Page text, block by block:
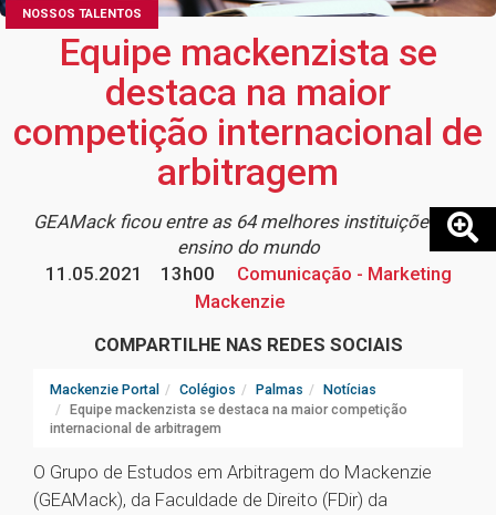
NOSSOS TALENTOS
Equipe mackenzista se
destaca na maior
competição internacional de
arbitragem
GEAMack ficou entre as 64 melhores instituições de
ensino do mundo
11.05.2021
13h00
Comunicação - Marketing
Mackenzie
COMPARTILHE NAS REDES SOCIAIS
Mackenzie Portal Colégios Palmas
Notícias
Equipe mackenzista se destaca na maior competição
internacional de arbitragem
O Grupo de Estudos em Arbitragem do Mackenzie
(GEAMack), da Faculdade de Direito (FDir) da